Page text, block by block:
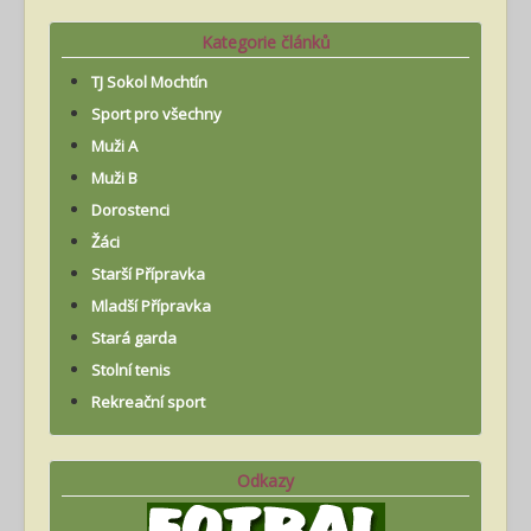
Kategorie článků
TJ Sokol Mochtín
Sport pro všechny
Muži A
Muži B
Dorostenci
Žáci
Starší Přípravka
Mladší Přípravka
Stará garda
Stolní tenis
Rekreační sport
Odkazy